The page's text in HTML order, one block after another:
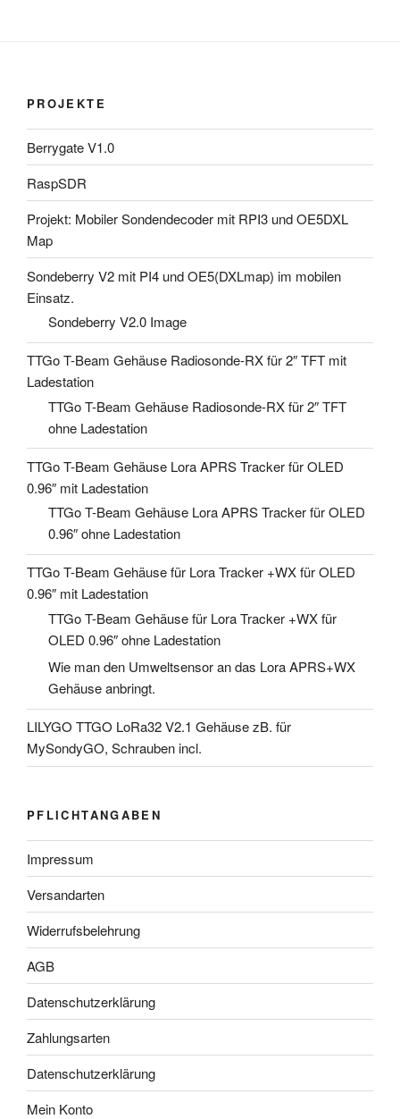
PROJEKTE
Berrygate V1.0
RaspSDR
Projekt: Mobiler Sondendecoder mit RPI3 und OE5DXL
Map
Sondeberry V2 mit PI4 und OE5(DXLmap) im mobilen
Einsatz.
Sondeberry V2.0 Image
TTGo T-Beam Gehäuse Radiosonde-RX für 2″ TFT mit
Ladestation
TTGo T-Beam Gehäuse Radiosonde-RX für 2″ TFT
ohne Ladestation
TTGo T-Beam Gehäuse Lora APRS Tracker für OLED
0.96″ mit Ladestation
TTGo T-Beam Gehäuse Lora APRS Tracker für OLED
0.96″ ohne Ladestation
TTGo T-Beam Gehäuse für Lora Tracker +WX für OLED
0.96″ mit Ladestation
TTGo T-Beam Gehäuse für Lora Tracker +WX für
OLED 0.96″ ohne Ladestation
Wie man den Umweltsensor an das Lora APRS+WX
Gehäuse anbringt.
LILYGO TTGO LoRa32 V2.1 Gehäuse zB. für
MySondyGO, Schrauben incl.
PFLICHTANGABEN
Impressum
Versandarten
Widerrufsbelehrung
AGB
Datenschutzerklärung
Zahlungsarten
Datenschutzerklärung
Mein Konto